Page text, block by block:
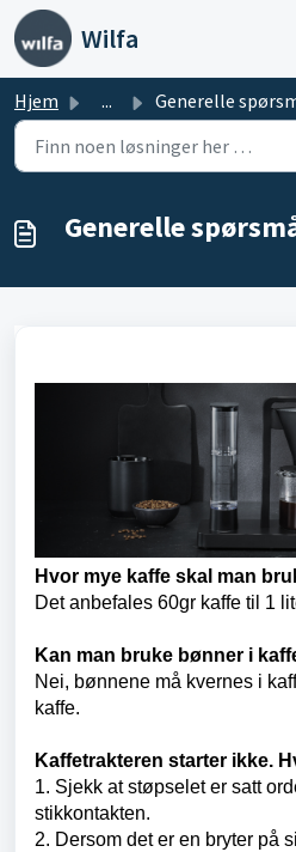
Gå til hovedinnhold
Wilfa
Hjem ... Generelle spørsmål om
Generelle
Hvor mye kaffe skal man
Det anbefales 60gr kaffe til 1
Kan man bruke bønner i
Nei, bønnene må kvernes i
kaffe.
Kaffetrakteren starter ikke.
1. Sjekk at støpselet er satt
stikkontakten.
2. Dersom det er en bryter på